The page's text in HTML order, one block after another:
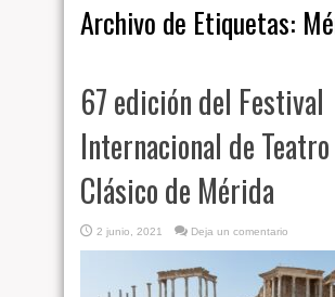
Archivo de Etiquetas:
67 edición del Festival
Internacional de Teatro
Clásico de Mérida
2 junio, 2021 Deja un comentario